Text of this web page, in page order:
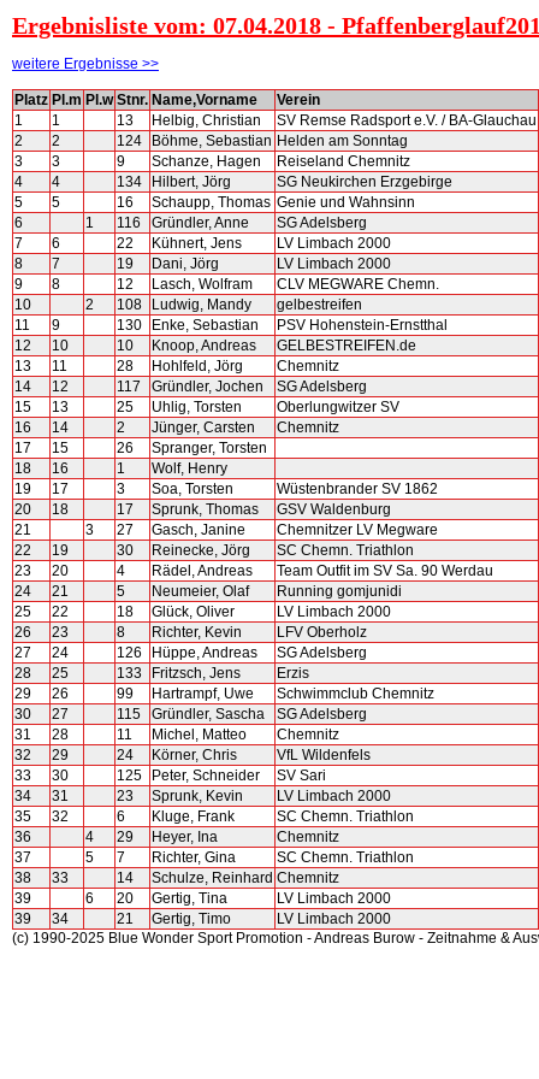
Ergebnisliste vom: 07.04.2018 -
weitere Ergebnisse >>
Platz Pl.m Pl.w Stnr. Name,Vorname
Verein
1
1 13 Helbig, Christian
SV Remse Radsport e.V. / BA-Glauchau
2
2 124 Böhme, Sebastian Helden am Sonntag
3
3 9 Schanze, Hagen
Reiseland Chemnitz
4
4 134 Hilbert, Jörg
SG Neukirchen Erzgebirge
5
5 16 Schaupp, Thomas Genie und Wahnsinn
6
1 116 Gründler, Anne
SG Adelsberg
7
6 22 Kühnert, Jens
LV Limbach 2000
8
7 19 Dani, Jörg
LV Limbach 2000
9
8 12 Lasch, Wolfram
CLV MEGWARE Chemn.
10
2 108 Ludwig, Mandy
gelbestreifen
11
9 130 Enke, Sebastian
PSV Hohenstein-Ernstthal
12
10 10 Knoop, Andreas
GELBESTREIFEN.de
13
11 28 Hohlfeld, Jörg
Chemnitz
14
12 117 Gründler, Jochen
SG Adelsberg
15
13 25 Uhlig, Torsten
Oberlungwitzer SV
16
14 2 Jünger, Carsten
Chemnitz
17
15 26
Spranger, Torsten
18
16 1
Wolf, Henry
19
17 3 Soa, Torsten
Wüstenbrander SV 1862
20
18 17 Sprunk, Thomas
GSV Waldenburg
21
3 27 Gasch, Janine
Chemnitzer LV Megware
22
19 30 Reinecke, Jörg
SC Chemn. Triathlon
23
20 4 Rädel, Andreas
Team Outfit im SV Sa. 90 Werdau
24
21 5 Neumeier, Olaf
Running gomjunidi
25
22 18 Glück, Oliver
LV Limbach 2000
26
23 8 Richter, Kevin
LFV Oberholz
27
24 126 Hüppe, Andreas
SG Adelsberg
28
25 133 Fritzsch, Jens
Erzis
29
26 99 Hartrampf, Uwe
Schwimmclub Chemnitz
30
27 115 Gründler, Sascha
SG Adelsberg
31
28 11 Michel, Matteo
Chemnitz
32
29 24 Körner, Chris
VfL Wildenfels
33
30 125 Peter, Schneider
SV Sari
34
31 23 Sprunk, Kevin
LV Limbach 2000
35
32 6 Kluge, Frank
SC Chemn. Triathlon
36
4 29 Heyer, Ina
Chemnitz
37
5 7 Richter, Gina
SC Chemn. Triathlon
38
33 14 Schulze, Reinhard Chemnitz
39
6 20 Gertig, Tina
LV Limbach 2000
39
34 21 Gertig, Timo
LV Limbach 2000
(c) 1990-2025 Blue Wonder Sport Promotion - Andreas Burow - Zeitnahme &